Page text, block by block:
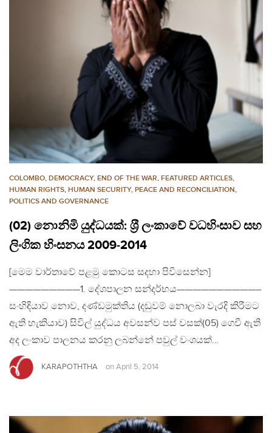
COLOMBO, DEMOCRACY, END OF THE WAR, FEATURED ARTICLES,
HUMAN RIGHTS, HUMAN SECURITY, PEACE AND RECONCILIATION,
POLITICS AND GOVERNANCE
(02) නොනිමි යුද්ධයක්: ශ‍්‍රී ලංකාවේ වධහිංසාව සහ
ලිංගික හිංසනය 2009-2014
[මෙම වාර්තාවේ පළමු කොටස සදහා පිවිසෙන්න]
—————————1. දේශපාලන සන්දර්භය——————————–
සංහිඳියාව නොව, දණ්ඩමුක්තිය (දඬුවම් නොලබා වැරදි කිරීමට
ඇති හැකියාව) සිවිල් යුද්ධය අවසන්ව පස් වසක්(05) ගෙවී ඇති
අද ලංකාව පාලනය කරනු ලබන්නේ පවුල් වංශයක්…
KARAPOTHTHA on April 5, 2014